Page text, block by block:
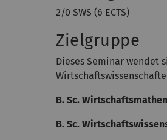
2/0 SWS (6 ECTS)
Zielgruppe
Dieses Seminar wendet
B. Sc.
B. Sc.